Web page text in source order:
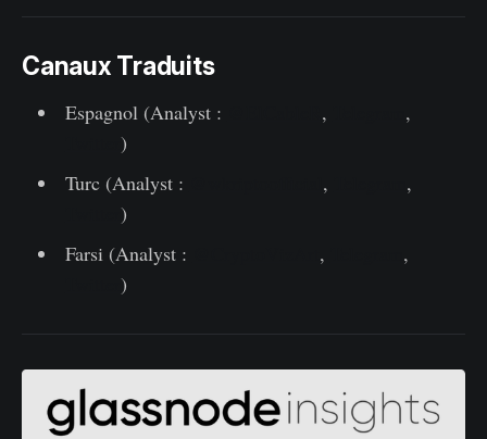
Canaux Traduits
Espagnol (Analyst : ,
,
)
Turc (Analyst :
,
,
)
Farsi (Analyst :
,
,
)